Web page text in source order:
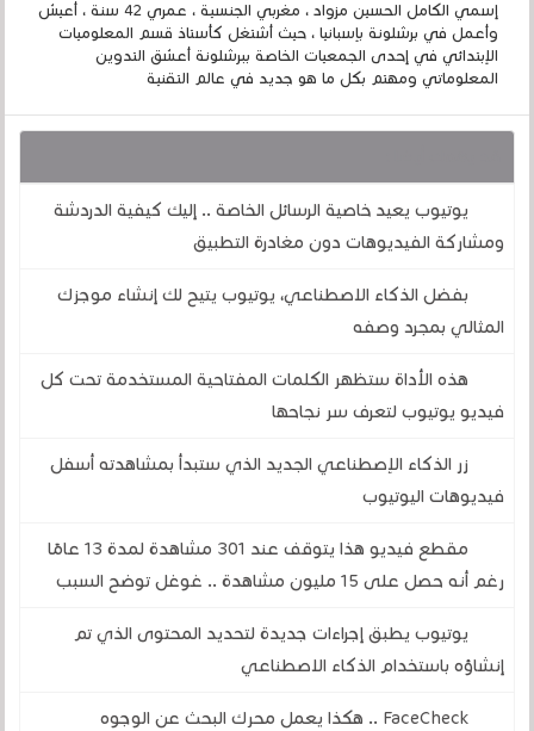
إسمي الكامل الحسين مزواد ، مغربي الجنسية ، عمري 42 سنة ، أعيش
وأعمل في برشلونة بإسبانيا ، حيث أشتغل كأستاذ قسم المعلوميات
الإبتدائي في إحدى الجمعيات الخاصة ببرشلونة أعشق التدوين
المعلوماتي ومهتم بكل ما هو جديد في عالم التقنية
يوتيوب يعيد خاصية الرسائل الخاصة .. إليك كيفية الدردشة
ومشاركة الفيديوهات دون مغادرة التطبيق
بفضل الذكاء الاصطناعي، يوتيوب يتيح لك إنشاء موجزك
المثالي بمجرد وصفه
هذه الأداة ستظهر الكلمات المفتاحية المستخدمة تحت كل
فيديو يوتيوب لتعرف سر نجاحها
زر الذكاء الإصطناعي الجديد الذي ستبدأ بمشاهدته أسفل
فيديوهات اليوتيوب
مقطع فيديو هذا يتوقف عند 301 مشاهدة لمدة 13 عامًا
رغم أنه حصل على 15 مليون مشاهدة .. غوغل توضح السبب
يوتيوب يطبق إجراءات جديدة لتحديد المحتوى الذي تم
إنشاؤه باستخدام الذكاء الاصطناعي
FaceCheck .. هكذا يعمل محرك البحث عن الوجوه